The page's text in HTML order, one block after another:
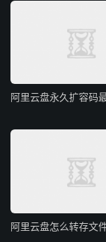
阿里云盘永久扩容码
阿里云盘怎么转存文